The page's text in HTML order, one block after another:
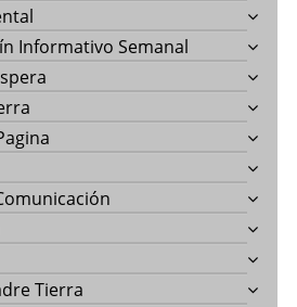
Informativo Semanal
Tierra